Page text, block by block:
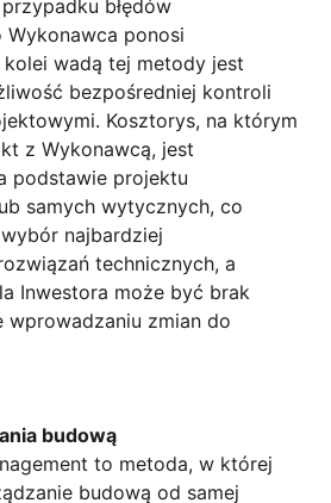
błędów
ponosi
kolei wadą tej metody jest
bezpośredniej kontroli
Kosztorys, na którym
z Wykonawcą, jest
podstawie projektu
samych wytycznych, co
najbardziej
technicznych, a
Inwestora może być brak
wprowadzaniu zmian do
budową
to metoda, w której
budową od samej